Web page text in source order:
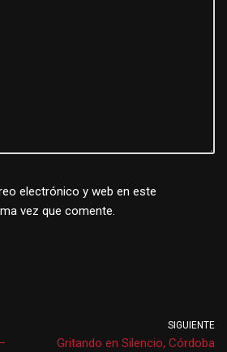
electrónico y web en este
vez que comente.
SIGUIENTE
Gritando en Silencio, Córdoba